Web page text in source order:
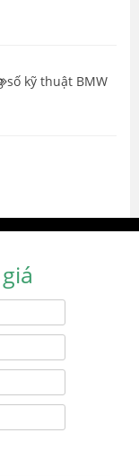
số kỹ thuật BMW